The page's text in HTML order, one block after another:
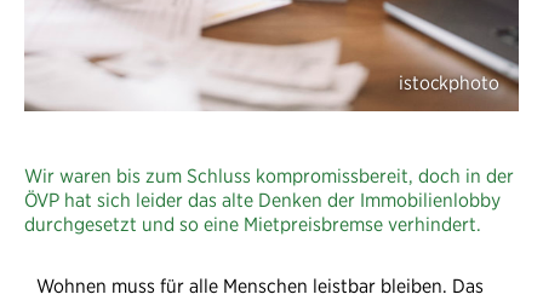
Wir waren bis zum Schluss kompromissbereit, doch in der
ÖVP hat sich leider das alte Denken der Immobilienlobby
durchgesetzt und so eine Mietpreisbremse verhindert.
Wohnen muss für alle Menschen leistbar bleiben. Das